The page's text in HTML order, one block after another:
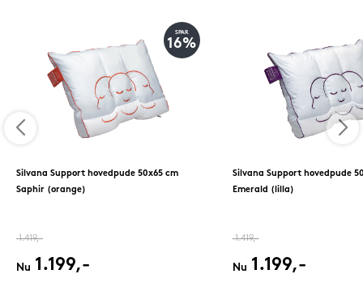
SPAR
16%
Silvana Support hovedpude 50x65 cm
Saphir (orange)
1.419,-
Nu 1.199,-
Silvana Support hovedpude
Emerald (lilla)
1.419,-
Nu 1.199,-